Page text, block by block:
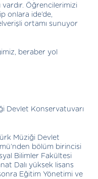
vardır. Öğrencilerimizi
onlara ide’de,
ortamı sunuyor
beraber yol
Devlet Konservatuvarı
Müziği Devlet
bölüm birincisi
Bilimler Fakültesi
Dalı yüksek lisans
Eğitim Yönetimi ve